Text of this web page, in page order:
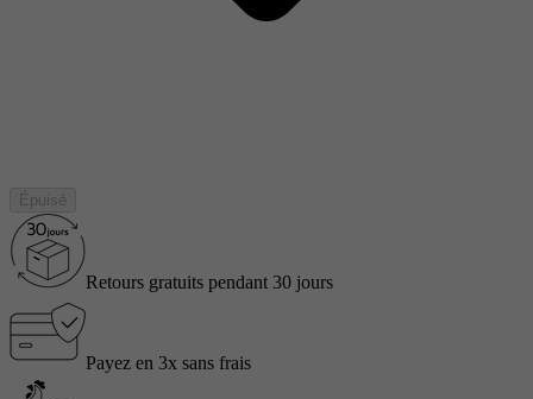
Épuisé
Retours gratuits pendant 30 jours
Payez en 3x sans frais